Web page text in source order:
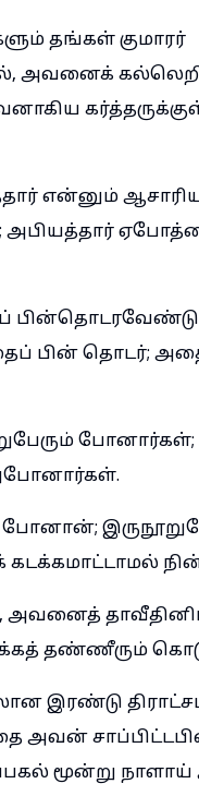
தங்கள் குமாரர்
அவனைக்
என்னும்
பின் தொடர்; அதை
அவனைத்
தண்ணீரும்
இரண்டு
அவன்
மூன்று